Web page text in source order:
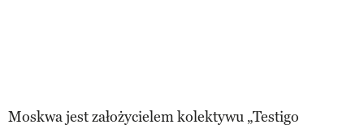
Moskwa jest założycielem kolektywu „Testigo